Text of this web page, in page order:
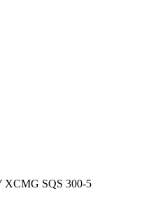
SQS 300-5